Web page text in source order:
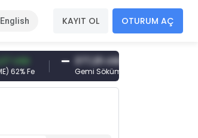
English KAYIT OL OTURUM AÇ
377,25 USD
Gemi Söküm